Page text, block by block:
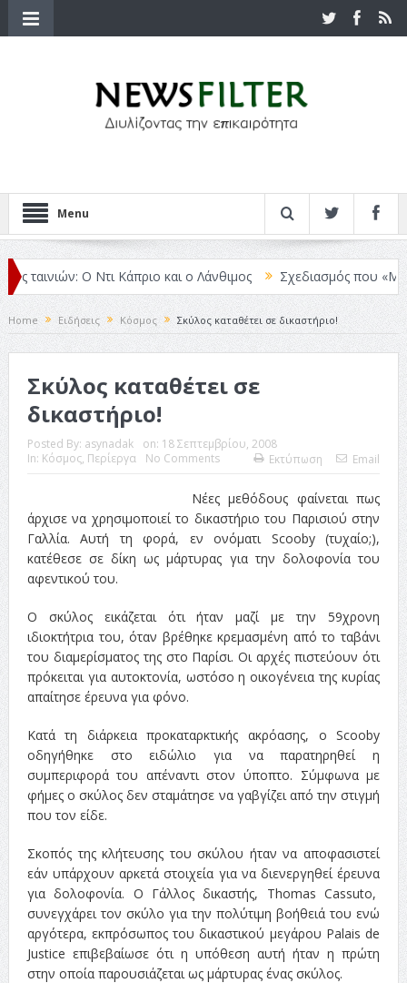
Menu
ταινιών: Ο Ντι Κάπριο και ο Λάνθιμος Σχεδιασμός που «Μιλάει»
Home Ειδήσεις Κόσμος Σκύλος καταθέτει σε δικαστήριο!
Σκύλος καταθέτει σε
δικαστήριο!
Posted By: asynadak on: 18 Σεπτεμβρίου, 2008
In: Κόσμος, Περίεργα No Comments Εκτύπωση Email
Νέες μεθόδους φαίνεται πως
άρχισε να χρησιμοποιεί το δικαστήριο του Παρισιού στην
Γαλλία. Αυτή τη φορά, εν ονόματι Scooby (τυχαίο;),
κατέθεσε σε δίκη ως μάρτυρας για την δολοφονία του
αφεντικού του.
Ο σκύλος εικάζεται ότι ήταν μαζί με την 59χρονη
ιδιοκτήτρια του, όταν βρέθηκε κρεμασμένη από το ταβάνι
του διαμερίσματος της στο Παρίσι. Οι αρχές πιστεύουν ότι
πρόκειται για αυτοκτονία, ωστόσο η οικογένεια της κυρίας
απαίτησε έρευνα για φόνο.
Κατά τη διάρκεια προκαταρκτικής ακρόασης, ο Scooby
οδηγήθηκε στο ειδώλιο για να παρατηρηθεί η
συμπεριφορά του απέναντι στον ύποπτο. Σύμφωνα με
φήμες ο σκύλος δεν σταμάτησε να γαβγίζει από την στιγμή
που τον είδε.
Σκοπός της κλήτευσης του σκύλου ήταν να αποφασιστεί
εάν υπάρχουν αρκετά στοιχεία για να διενεργηθεί έρευνα
για δολοφονία. Ο Γάλλος δικαστής, Thomas Cassuto,
συνεγχάρει τον σκύλο για την πολύτιμη βοήθειά του ενώ
αργότερα, εκπρόσωπος του δικαστικού μεγάρου Palais de
Justice επιβεβαίωσε ότι η υπόθεση αυτή ήταν η πρώτη
στην οποία παρουσιάζεται ως μάρτυρας ένας σκύλος.